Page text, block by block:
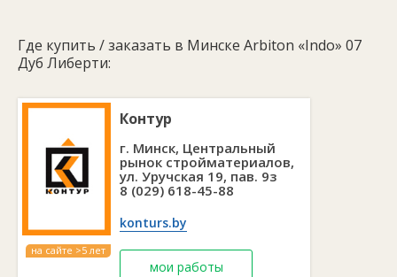
Где купить / заказать в Минске Arbiton «Indo» 07
Дуб Либерти:
на сайте >5 лет
Контур
г. Минск, Центральный
рынок стройматериалов,
ул. Уручская 19, пав. 9з
8 (029) 618-45-88
konturs.by
мои работы